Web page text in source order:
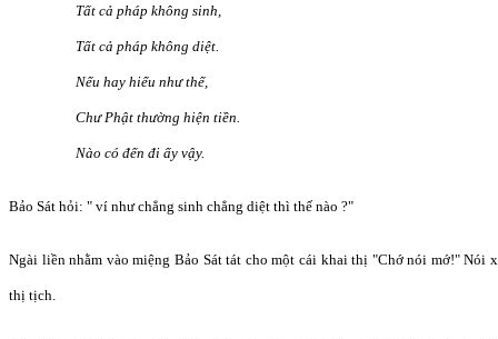
Tất cả pháp không sinh,
Tất cả pháp không diệt.
Nếu hay hiểu như thế,
Chư Phật thường hiện tiền.
Nào có đến đi ấy vậy.
Bảo Sát hỏi: " ví như chẳng sinh chẳng diệt thì thế nào ?"
Ngài liền nhằm vào miệng Bảo Sát tát cho một cái khai thị "Chớ nói mớ!" Nói
thị tịch.